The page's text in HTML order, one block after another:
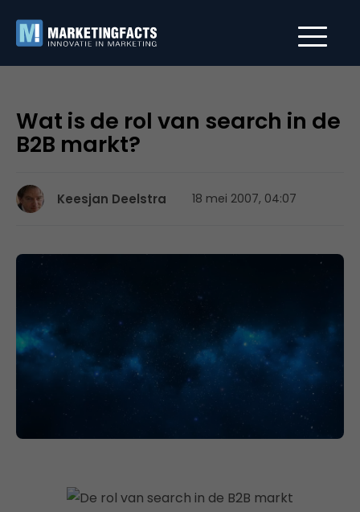
Wat is de rol van search in de
B2B markt?
Keesjan Deelstra 18 mei 2007, 04:07